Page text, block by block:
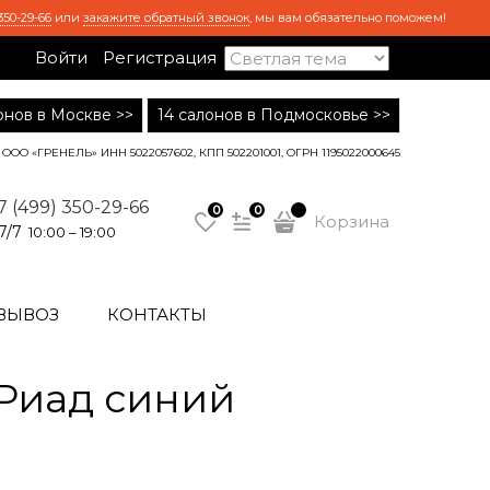
29-66 или закажите обратный звонок, мы вам обязательно поможем!
Войти Регистрация
в Москве >> 14 салонов в Подмосковье >>
ООО «ГРЕНЕЛЬ» ИНН 5022057602, КПП 502201001, ОГРН 1195022000645
(499) 350-29-66
7 10:00 – 19:00
0 0
Корзина
КОНТАКТЫ
синий